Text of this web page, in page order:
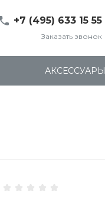
+7 (495) 633 15 55
Правды, д. 24с7
Пн-Пт: 11:00-20:00
Заказать звонок
АКСЕССУАРЫ